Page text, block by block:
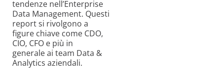
tendenze nell’Enterprise
Data Management. Questi
report si rivolgono a
figure chiave come CDO,
CIO, CFO e più in
generale ai team Data &
Analytics aziendali.